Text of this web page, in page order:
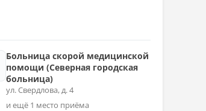
Больница скорой медицинской
помощи (Северная городская
больница)
ул. Свердлова, д. 4
и ещё 1 место приёма